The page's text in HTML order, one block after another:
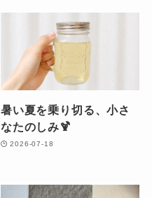
暑い夏を乗り切る、小さ
なたのしみ🍹
2026-07-18